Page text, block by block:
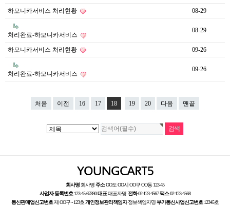
하모니카서비스 처리현황 08-29
처리완료-하모니카서비스
08-29
하모니카서비스 처리현황 09-26
처리완료-하모니카서비스
09-26
처음 이전 16 17 18 19 20 다음 맨끝
회사명회사명주소OO도 OO시 OO구 OO동 123-45
사업자 등록번호123-45-67890대표대표자명 전화02-123-4567 팩스02-123-4568
통신판매업신고번호제 OO구 - 123호개인정보관리책임자정보책임자명부가통신사업신고번호12345호